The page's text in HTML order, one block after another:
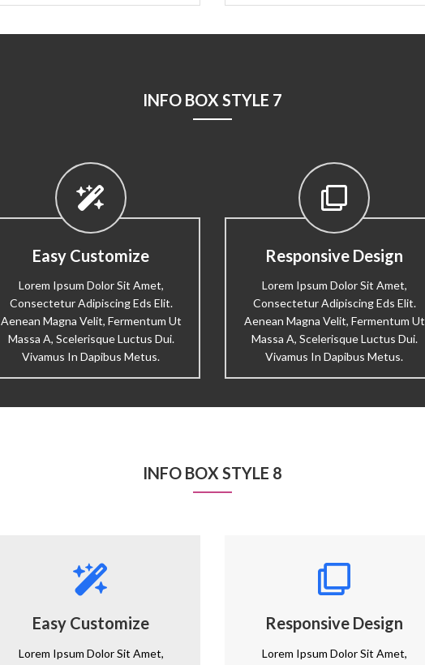
INFO BOX STYLE 7
Easy Customize
Lorem Ipsum Dolor Sit Amet,
Consectetur Adipiscing Eds Elit.
Aenean Magna Velit, Fermentum Ut
Massa A, Scelerisque Luctus Dui.
Vivamus In Dapibus Metus.
Responsive Design
Lorem Ipsum Dolor Sit Amet,
Consectetur Adipiscing Eds Elit.
Aenean Magna Velit, Fermentum Ut
Massa A, Scelerisque Luctus Dui.
Vivamus In Dapibus Metus.
INFO BOX STYLE 8
Easy Customize
Lorem Ipsum Dolor Sit Amet,
Responsive Design
Lorem Ipsum Dolor Sit Amet,